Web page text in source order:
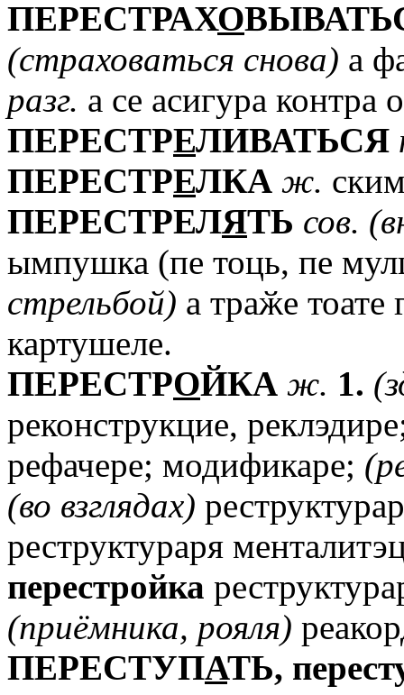
ПЕРЕСТРАХО
(страховаться снова) а
разг. а се асигура контра
ПЕРЕСТРЕЛИВАТЬСЯ
ПЕРЕСТРЕЛКА ж.
ПЕРЕСТРЕЛЯТЬ сов.
ымпушка (пе тоць, пе
стрельбой) а траӂе
картушеле.
ПЕРЕСТРОЙКА ж. 1.
реконструкцие,
рефачере; модификаре;
(во взглядах)
реструктураря
перестройка
(приёмника, рояля)
ПЕРЕСТУПАТЬ,